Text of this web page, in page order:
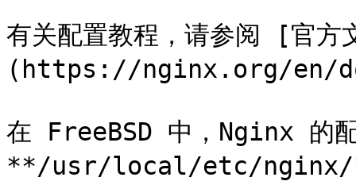
有关配置教程，请参阅 [官方
(https://nginx.org/en/
在 FreeBSD 中，Nginx 的
**/usr/local/etc/nginx/**